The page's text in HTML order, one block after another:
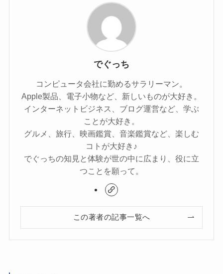
でぐっち
コンピュータ会社に勤めるサラリーマン。
Apple製品、電子小物など、新しいものが大好き。
インターネットビジネス、ブログ運営など、学ぶ
ことが大好き。
グルメ、旅行、映画鑑賞、音楽鑑賞など、楽しむ
コトが大好き♪
でぐっちの知見と体験が世の中に広まり、役に立
つことを願って。
この著者の記事一覧へ